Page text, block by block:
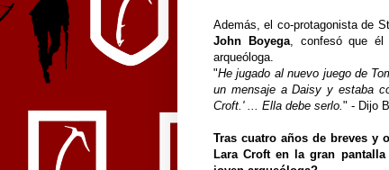
Además, el co-protagonista de
John Boyega, confesó que él
arqueóloga.
"He jugado al nuevo juego de
un mensaje a Daisy y estaba
Croft.' ... Ella debe serlo. " - Dijo
Tras cuatro años de breves y
Lara Croft en la gran